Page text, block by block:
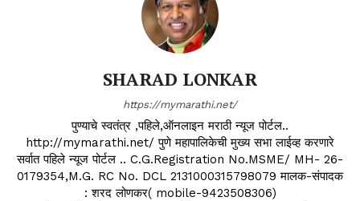
SHARAD LONKAR
https://mymarathi.net/
पुण्याचे स्वतंत्र ,पहिले,ऑनलाइन मराठी न्यूज पोर्टल..
http://mymarathi.net/ पुणे महापालिकेची मुख्य सभा लाईव्ह करणारे
सर्वात पहिले न्यूज पोर्टल .. C.G.Registration No.MSME/ MH- 26-
0179354,M.G. RC No. DCL 2131000315798079 मालक-संपादक
: शरद लोणकर( mobile-9423508306)